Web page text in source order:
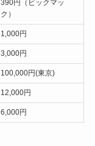
390円（ビックマッ
ク）
1,000円
3,000円
100,000円(東京)
12,000円
6,000円